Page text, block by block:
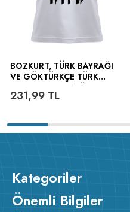
BOZKURT, TÜRK BAYRAĞI
VE GÖKTÜRKÇE TÜRK
231,99 TL
Kategoriler
Önemli Bilgiler